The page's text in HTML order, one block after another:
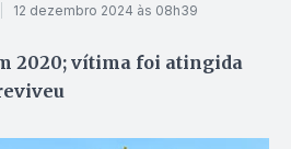
12 dezembro 2024 às 08h39
2020; vítima foi atingida